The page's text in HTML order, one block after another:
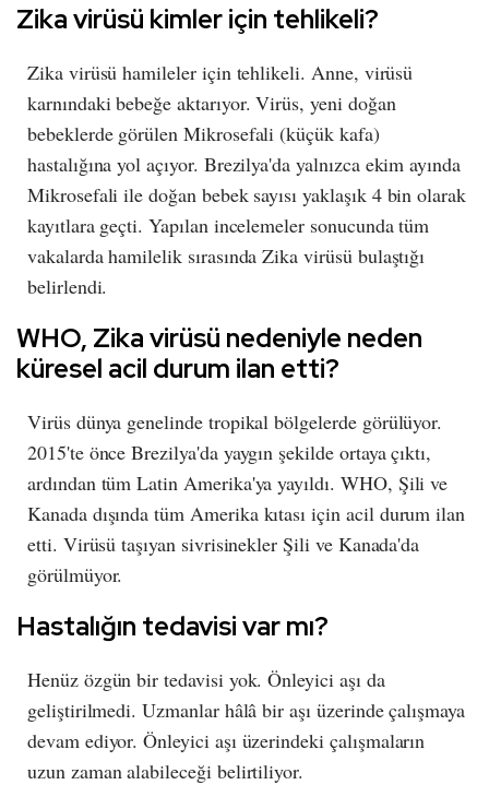
Zika virüsü kimler için tehlikeli?
Zika virüsü hamileler için tehlikeli. Anne, virüsü
karnındaki bebeğe aktarıyor. Virüs, yeni doğan
bebeklerde görülen Mikrosefali (küçük kafa)
hastalığına yol açıyor. Brezilya'da yalnızca ekim ayında
Mikrosefali ile doğan bebek sayısı yaklaşık 4 bin olarak
kayıtlara geçti. Yapılan incelemeler sonucunda tüm
vakalarda hamilelik sırasında Zika virüsü bulaştığı
belirlendi.
WHO, Zika virüsü nedeniyle neden
küresel acil durum ilan etti?
Virüs dünya genelinde tropikal bölgelerde görülüyor.
2015'te önce Brezilya'da yaygın şekilde ortaya çıktı,
ardından tüm Latin Amerika'ya yayıldı. WHO, Şili ve
Kanada dışında tüm Amerika kıtası için acil durum ilan
etti. Virüsü taşıyan sivrisinekler Şili ve Kanada'da
görülmüyor.
Hastalığın tedavisi var mı?
Henüz özgün bir tedavisi yok. Önleyici aşı da
geliştirilmedi. Uzmanlar hâlâ bir aşı üzerinde çalışmaya
devam ediyor. Önleyici aşı üzerindeki çalışmaların
uzun zaman alabileceği belirtiliyor.